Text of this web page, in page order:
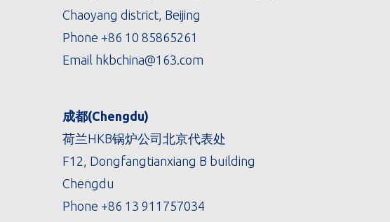
Chaoyang district, Beijing
Phone +86 10 85865261
Email hkbchina@163.com
成都(Chengdu)
荷兰HKB锅炉公司北京代表处
F12, Dongfangtianxiang B building
Chengdu
Phone +86 13 911757034